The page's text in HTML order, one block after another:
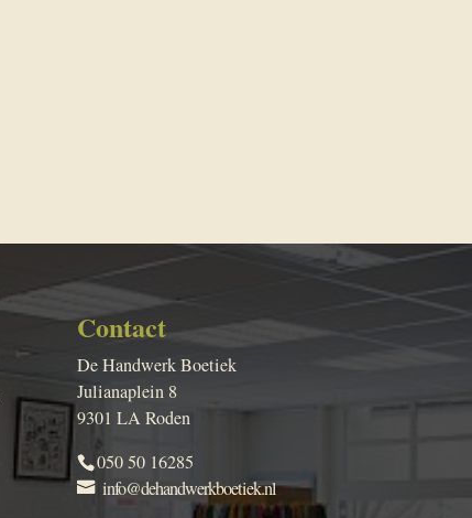
Contact
De Handwerk Boetiek
Julianaplein 8
9301 LA Roden
050 50 16285
info@dehandwerkboetiek.nl